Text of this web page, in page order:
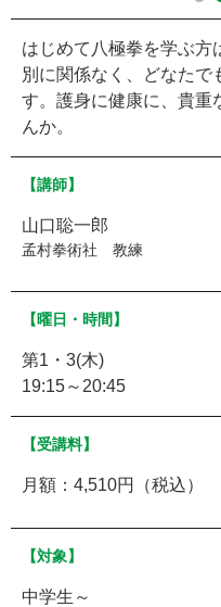
はじめて八極拳を学ぶ方
別に関係なく、どなたで
す。護身に健康に、貴重
んか。
【講師】
山口聡一郎
孟村拳術社 教練
【曜日・時間】
第1・3(木)
19:15～20:45
【受講料】
月額：4,510円（税込）
【対象】
中学生～